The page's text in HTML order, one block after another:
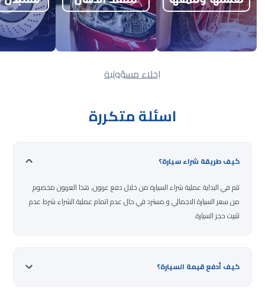
إخلاء مسؤولية
اسئلة متكررة
كيف طريقة شراء سيارة؟
تتم في البداية عملية شراء السيارة من خلال دفع عربون, هذا العربون مخصوم
من سعر السيارة الاجمالي و مسترد في حال عدم اتمام عملية الشراء شرط عدم
تثبيت حجز السيارة.
كيف أدفع قيمة السيارة؟